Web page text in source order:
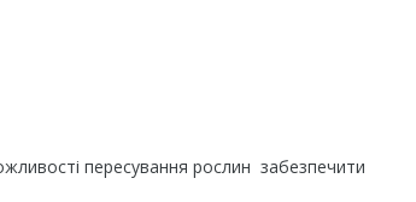
пересування рослин забезпечити